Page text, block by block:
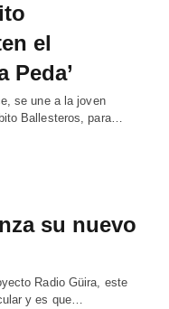
el
Peda’
se une a la joven
Ballesteros, para…
su nuevo
Radio Güira, este
y es que…